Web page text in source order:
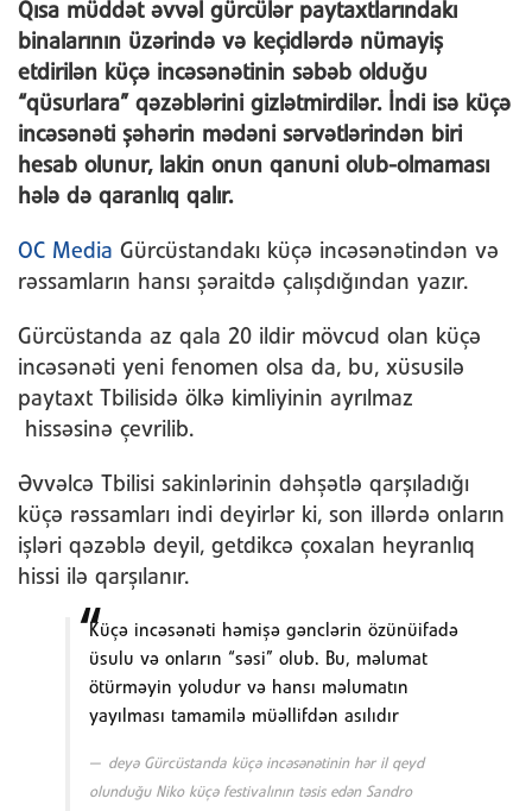
Qısa müddət əvvəl gürcülər paytaxtlarındakı
binalarının üzərində və keçidlərdə nümayiş
etdirilən küçə incəsənətinin səbəb olduğu
“qüsurlara” qəzəblərini gizlətmirdilər. İndi isə küçə
incəsənəti şəhərin mədəni sərvətlərindən biri
hesab olunur, lakin onun qanuni olub-olmaması
hələ də qaranlıq qalır.
OC Media Gürcüstandakı küçə incəsənətindən və
rəssamların hansı şəraitdə çalışdığından yazır.
Gürcüstanda az qala 20 ildir mövcud olan küçə
incəsənəti yeni fenomen olsa da, bu, xüsusilə
paytaxt Tbilisidə ölkə kimliyinin ayrılmaz
hissəsinə çevrilib.
Əvvəlcə Tbilisi sakinlərinin dəhşətlə qarşıladığı
küçə rəssamları indi deyirlər ki, son illərdə onların
işləri qəzəblə deyil, getdikcə çoxalan heyranlıq
hissi ilə qarşılanır.
Küçə incəsənəti həmişə gənclərin özünüifadə
üsulu və onların “səsi” olub. Bu, məlumat
ötürməyin yoludur və hansı məlumatın
yayılması tamamilə müəllifdən asılıdır
deyə Gürcüstanda küçə incəsənətinin hər il qeyd
olunduğu Niko küçə festivalının təsis edən Sandro